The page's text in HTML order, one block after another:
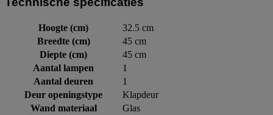
Hoogte (cm)
32.5 cm
Breedte (cm)
45 cm
Diepte (cm)
45 cm
Aantal lampen
1
Aantal deuren
1
Deur openingstype
Klapdeur
Wand materiaal
Glas